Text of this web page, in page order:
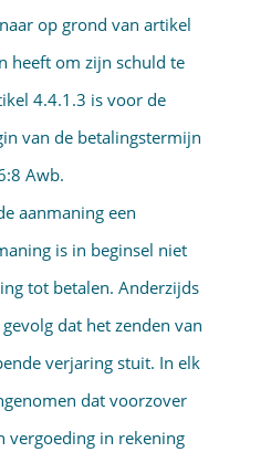
op grond van artikel
heeft om zijn schuld te
4.4.1.3 is voor de
van de betalingstermijn
Awb.
aanmaning een
is in beginsel niet
tot betalen. Anderzijds
dat het zenden van
verjaring stuit. In elk
dat voorzover
vergoeding in rekening